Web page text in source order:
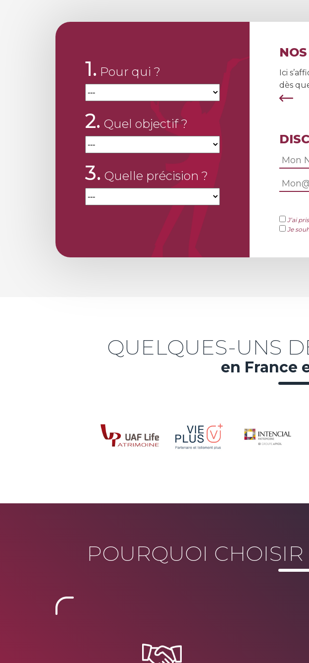
1. Pour qui ?
2. Quel objectif ?
3. Quelle précision ?
Ici
dès
J’ai
Je
QUELQUES-UNS
en France
POURQUOI